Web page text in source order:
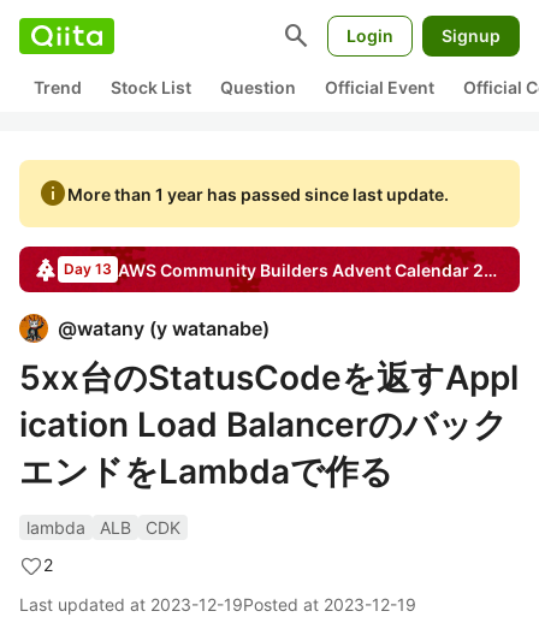
search Login Signup
Trend Stock List Question Official Event Official
infoMore than 1 year has passed since last update.
Day 13 AWS Community Builders Advent Calendar 2023
@watany (y watanabe)
5xx台のStatusCodeを返すAppl
ication Load Balancerのバック
エンドをLambdaで作る
lambda ALB
CDK
2
Last updated at 2023-12-19Posted at 2023-12-19